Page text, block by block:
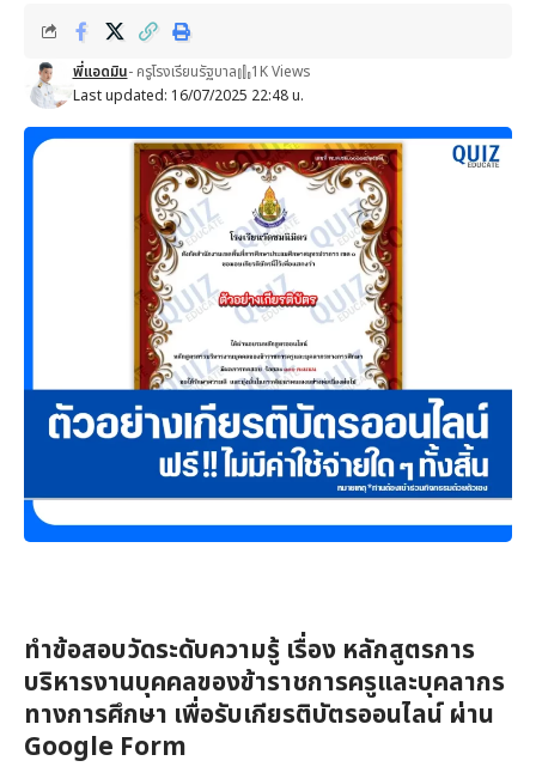
Last updated: 16/07/2025 22:48 น.
พี่แอดมิน- ครูโรงเรียนรัฐบาล 1K Views
ทำข้อสอบวัดระดับความรู้ เรื่อง หลักสูตรการ
บริหารงานบุคคลของข้าราชการครูและบุคลากร
ทางการศึกษา เพื่อรับเกียรติบัตรออนไลน์ ผ่าน
Google Form